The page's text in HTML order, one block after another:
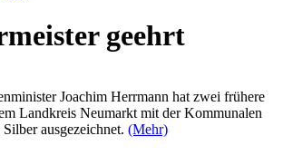
geehrt
Joachim Herrmann hat zwei frühere
Landkreis Neumarkt mit der Kommunalen
ausgezeichnet. (Mehr)